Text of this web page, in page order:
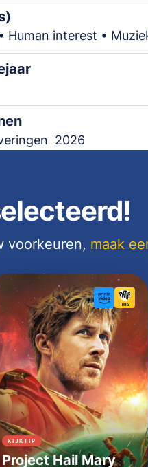
Human interest •
2026
voorkeuren, maak
KIJKTIP
Project Hail Mary